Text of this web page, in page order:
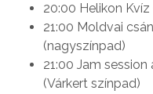
20:00 Helikon
21:00 Moldvai
(nagyszínpad)
21:00 Jam
(Várkert színpad)